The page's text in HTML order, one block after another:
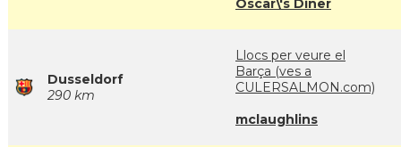
Oscar\'s Diner
Dusseldorf
290 km
Llocs per veure el
Barça (ves a
CULERSALMON.com)
mclaughlins